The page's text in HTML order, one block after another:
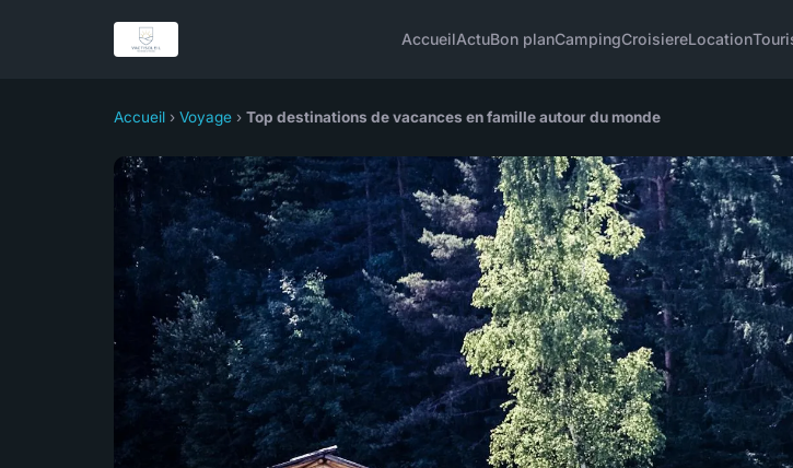
AccueilActuBon planCampingCroisiereLocation
Accueil › Voyage › Top destinations de vacances en famille autour du monde